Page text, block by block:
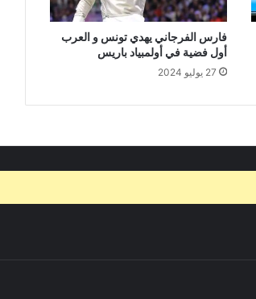
فارس الفرجاني يهدي تونس و العرب
أول فضية في أولمبياد باريس
27 يوليو 2024